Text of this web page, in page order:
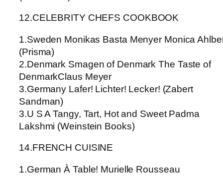
12.CELEBRITY CHEFS COOKBOOK
1.Sweden Monikas Basta Menyer Monica
(Prisma)
2.Denmark Smagen of Denmark The Taste of
DenmarkClaus Meyer
3.Germany Lafer! Lichter! Lecker! (Zabert
Sandman)
3.U S A Tangy, Tart, Hot and Sweet Padma
Lakshmi (Weinstein Books)
14.FRENCH CUISINE
1.German À Table! Murielle Rousseau